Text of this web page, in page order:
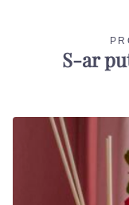
S-ar